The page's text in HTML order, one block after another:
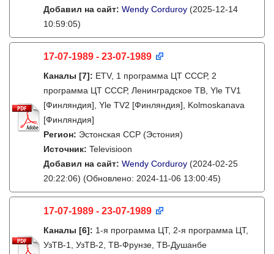
Добавил на сайт: Wendy Corduroy (2025-12-14
10:59:05)
17-07-1989 - 23-07-1989
Каналы [7]: ETV, 1 программа ЦТ СССР, 2
программа ЦТ СССР, Ленинградское ТВ, Yle TV1
[Финляндия], Yle TV2 [Финляндия], Kolmoskanava
[Финляндия]
Регион: Эстонская ССР (Эстония)
Источник: Televisioon
Добавил на сайт: Wendy Corduroy (2024-02-25
20:22:06) (Обновлено: 2024-11-06 13:00:45)
17-07-1989 - 23-07-1989
Каналы [6]: 1-я программа ЦТ, 2-я программа ЦТ,
УзТВ-1, УзТВ-2, ТВ-Фрунзе, ТВ-Душанбе